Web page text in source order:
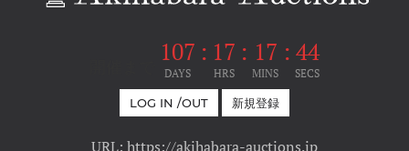
107
DAYS
: 17
HRS
: 17
MINS
: 44
SECS
LOG IN /OUT 新規登録
URL: https://akihabara-auctions.jp